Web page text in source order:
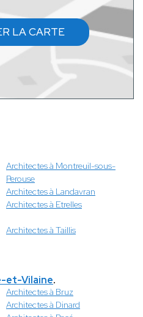
LA CARTE
Architectes à Montreuil-sous-
Perouse
Architectes à Landavran
Architectes à Etrelles
Architectes à Taillis
et-Vilaine.
Architectes à Bruz
Architectes à Dinard